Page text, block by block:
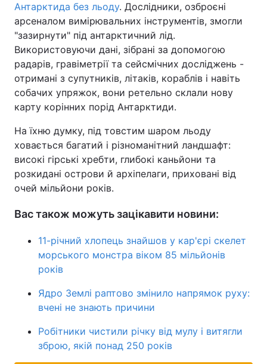
Антарктида без льоду. Дослідники, озброєні
арсеналом вимірювальних інструментів, змогли
"зазирнути" під антарктичний лід.
Використовуючи дані, зібрані за допомогою
радарів, гравіметрії та сейсмічних досліджень -
отримані з супутників, літаків, кораблів і навіть
собачих упряжок, вони ретельно склали нову
карту корінних порід Антарктиди.
На їхню думку, під товстим шаром льоду
ховається багатий і різноманітний ландшафт:
високі гірські хребти, глибокі каньйони та
розкидані острови й архіпелаги, приховані від
очей мільйони років.
Вас також можуть зацікавити новини:
11-річний хлопець знайшов у кар'єрі скелет
морського монстра віком 85 мільйонів
років
Ядро Землі раптово змінило напрямок руху:
вчені не знають причини
Робітники чистили річку від мулу і витягли
зброю, якій понад 250 років